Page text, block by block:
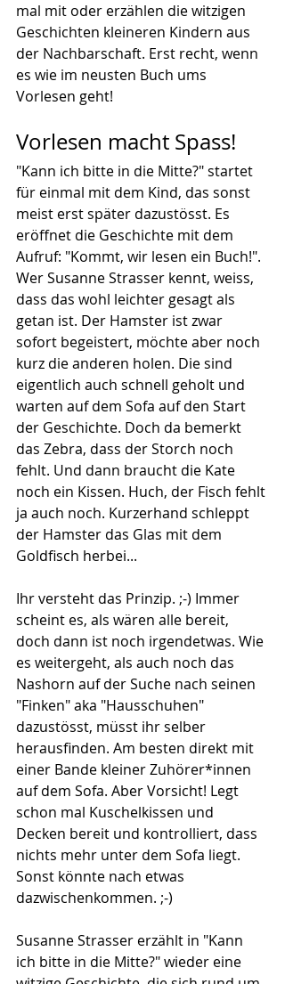
mal mit oder erzählen die witzigen
Geschichten kleineren Kindern aus
der Nachbarschaft. Erst recht, wenn
es wie im neusten Buch ums
Vorlesen geht!
Vorlesen macht Spass!
"Kann ich bitte in die Mitte?" startet
für einmal mit dem Kind, das sonst
meist erst später dazustösst. Es
eröffnet die Geschichte mit dem
Aufruf: "Kommt, wir lesen ein Buch!".
Wer Susanne Strasser kennt, weiss,
dass das wohl leichter gesagt als
getan ist. Der Hamster ist zwar
sofort begeistert, möchte aber noch
kurz die anderen holen. Die sind
eigentlich auch schnell geholt und
warten auf dem Sofa auf den Start
der Geschichte. Doch da bemerkt
das Zebra, dass der Storch noch
fehlt. Und dann braucht die Kate
noch ein Kissen. Huch, der Fisch fehlt
ja auch noch. Kurzerhand schleppt
der Hamster das Glas mit dem
Goldfisch herbei...
Ihr versteht das Prinzip. ;-) Immer
scheint es, als wären alle bereit,
doch dann ist noch irgendetwas. Wie
es weitergeht, als auch noch das
Nashorn auf der Suche nach seinen
"Finken" aka "Hausschuhen"
dazustösst, müsst ihr selber
herausfinden. Am besten direkt mit
einer Bande kleiner Zuhörer*innen
auf dem Sofa. Aber Vorsicht! Legt
schon mal Kuschelkissen und
Decken bereit und kontrolliert, dass
nichts mehr unter dem Sofa liegt.
Sonst könnte nach etwas
dazwischenkommen. ;-)
Susanne Strasser erzählt in "Kann
ich bitte in die Mitte?" wieder eine